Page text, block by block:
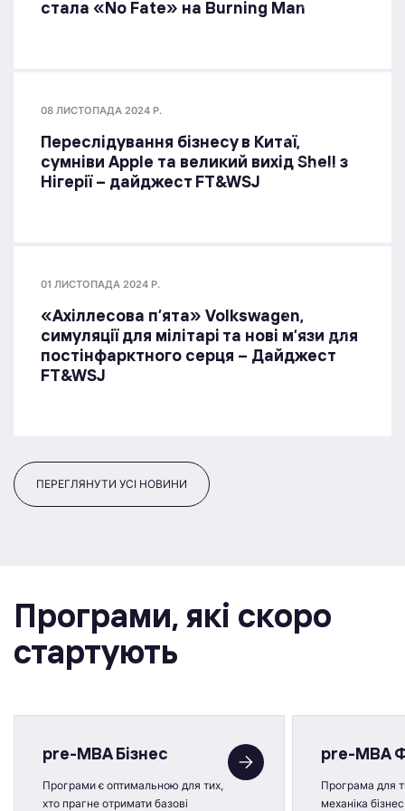
стала «No Fate» на Burning Man
08 ЛИСТОПАДА 2024 Р.
Переслідування бізнесу в Китаї,
сумніви Apple та великий вихід Shell з
Нігерії – дайджест FT&WSJ
01 ЛИСТОПАДА 2024 Р.
«Ахіллесова п’ята» Volkswagen,
симуляції для мілітарі та нові м’язи для
постінфарктного серця – Дайджест
FT&WSJ
ПЕРЕГЛЯНУТИ УСІ НОВИНИ
Програми, якi скоро
стартують
pre-MBA Бізнес
Програми є оптимальною для тих,
хто прагне отримати базові
pre-MBA
Програма для
механіка